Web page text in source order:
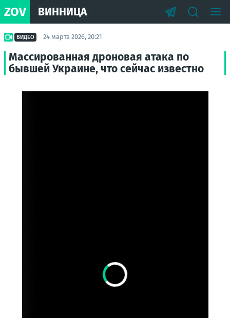
ZOV ВИННИЦА
ВИДЕО 24 марта 2026, 20:21
Массированная дроновая атака по
бывшей Украине, что сейчас известно